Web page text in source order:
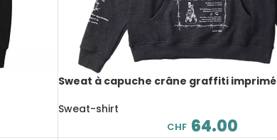
Sweat à capuche crâne graffiti imprimé
Sweat-shirt
CHF 64.00